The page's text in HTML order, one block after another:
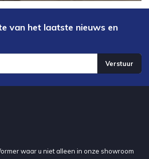
van het laatste nieuws en
Verstuur
waar u niet alleen in onze showroom